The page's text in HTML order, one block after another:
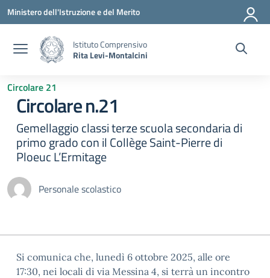
Vai ai contenuti
Vai al menu di navigazione
Vai al footer
Ministero dell'Istruzione e del Merito
Istituto Comprensivo
Rita Levi-Montalcini
Circolare 21
Circolare n.21
Gemellaggio classi terze scuola secondaria di
primo grado con il Collège Saint-Pierre di
Ploeuc L’Ermitage
Personale scolastico
Si comunica che, lunedì 6 ottobre 2025, alle ore
17:30, nei locali di via Messina 4, si terrà un incontro